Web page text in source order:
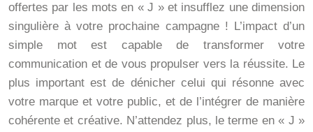
offertes par les mots en « J » et insufflez une dimension
singulière à votre prochaine campagne ! L’impact d’un
simple mot est capable de transformer votre
communication et de vous propulser vers la réussite. Le
plus important est de dénicher celui qui résonne avec
votre marque et votre public, et de l’intégrer de manière
cohérente et créative. N’attendez plus, le terme en « J »